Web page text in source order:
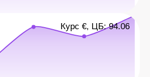
Курс €, ЦБ: 94.06